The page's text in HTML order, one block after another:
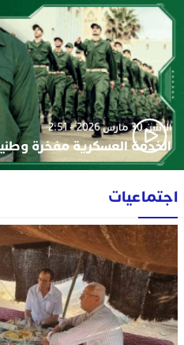
الإثنين 30 مارس 2026 - 2:51
الخدمة العسكرية مفخرة
اجتماعيات